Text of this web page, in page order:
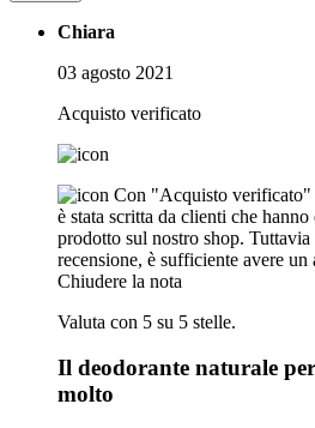
Chiara
03 agosto 2021
Acquisto verificato
Con "Acquisto verificato"
è stata scritta da clienti che
prodotto sul nostro shop. Tuttavia
recensione, è sufficiente avere
Chiudere la nota
Valuta con 5 su 5 stelle.
Il deodorante naturale
molto